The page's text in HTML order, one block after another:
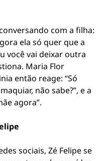
com a filha:
ela só quer que a
você vai deixar outra
Maria Flor
então reage: “Só
não sabe?”, e a
agora”.
sociais, Zé Felipe se